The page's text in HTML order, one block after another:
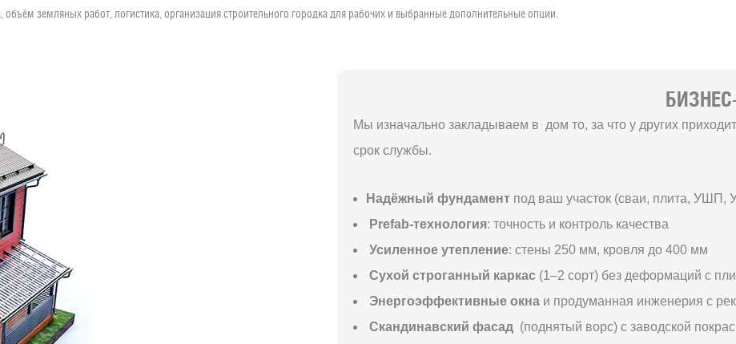
земляных работ, логистика, организация строительного городка для рабочих и выбранные дополнительные опции.
Мы изначально закладываем в дом то, за что у других
срок службы.
Надёжный фундамент под ваш участок (сваи, плита, УШП,
Prefab-технология: точность и контроль качества
Усиленное утепление: стены 250 мм, кровля до 400 мм
Сухой строганный каркас (1–2 сорт) без деформаций с
Энергоэффективные окна и продуманная инженерия с
Скандинавский фасад (поднятый ворс) с заводской